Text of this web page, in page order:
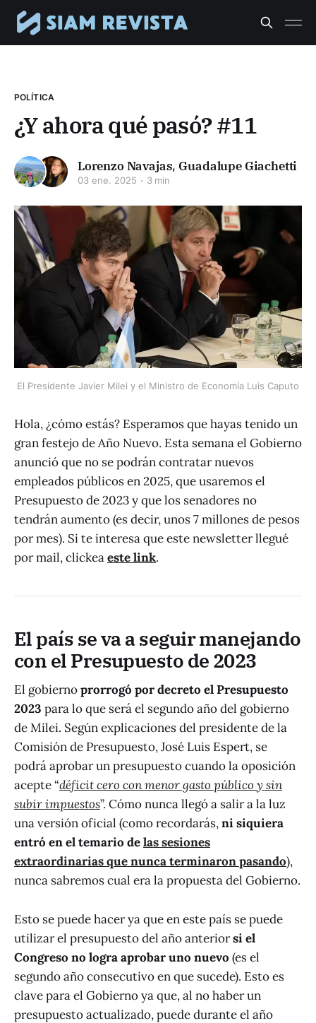
POLÍTICA
¿Y ahora qué pasó? #11
Lorenzo Navajas,Guadalupe Giachetti
03 ene. 2025 3 min
El Presidente Javier Milei y el Ministro de Economía Luis Caputo
Hola, ¿cómo estás? Esperamos que hayas tenido un
gran festejo de Año Nuevo. Esta semana el Gobierno
anunció que no se podrán contratar nuevos
empleados públicos en 2025, que usaremos el
Presupuesto de 2023 y que los senadores no
tendrán aumento (es decir, unos 7 millones de pesos
por mes). Si te interesa que este newsletter llegué
por mail, clickeaeste link.
El país se va a seguir manejando
con el Presupuesto de 2023
El gobiernoprorrogó por decreto el Presupuesto
2023 para lo que será el segundo año del gobierno
de Milei. Según explicaciones del presidente de la
Comisión de Presupuesto, José Luis Espert, se
podrá aprobar un presupuesto cuando la oposición
acepte “déficit cero con menor gasto público y sin
subir impuestos”. Cómo nunca llegó a salir a la luz
una versión oficial (como recordarás,ni siquiera
entró en el temario delas sesiones
extraordinarias que nunca terminaron pasando),
nunca sabremos cual era la propuesta del Gobierno.
Esto se puede hacer ya que en este país se puede
utilizar el presupuesto del año anteriorsi el
Congreso no logra aprobar uno nuevo (es el
segundo año consecutivo en que sucede). Esto es
clave para el Gobierno ya que, al no haber un
presupuesto actualizado, puede durante el año